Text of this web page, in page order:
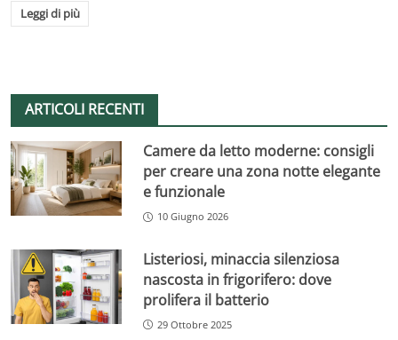
Leggi di più
ARTICOLI RECENTI
Camere da letto moderne: consigli
per creare una zona notte elegante
e funzionale
10 Giugno 2026
Listeriosi, minaccia silenziosa
nascosta in frigorifero: dove
prolifera il batterio
29 Ottobre 2025